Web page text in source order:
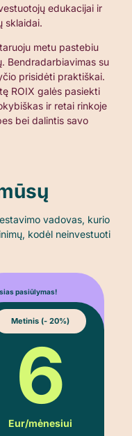
edukacijai ir
sklaidai.
metu pastebiu
Bendradarbiavimas su
prisidėti praktiškai.
ROIX galės pasiekti
ir retai rinkoje
bei dalintis savo
vadovas, kurio
kodėl neinvestuoti
pasiūlymas!
Metinis (- 20%)
6
Eur/mėnesiui